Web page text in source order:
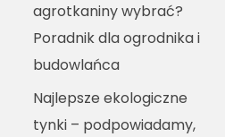
agrotkaniny wybrać?
Poradnik dla ogrodnika i
budowlańca
Najlepsze ekologiczne
tynki – podpowiadamy,